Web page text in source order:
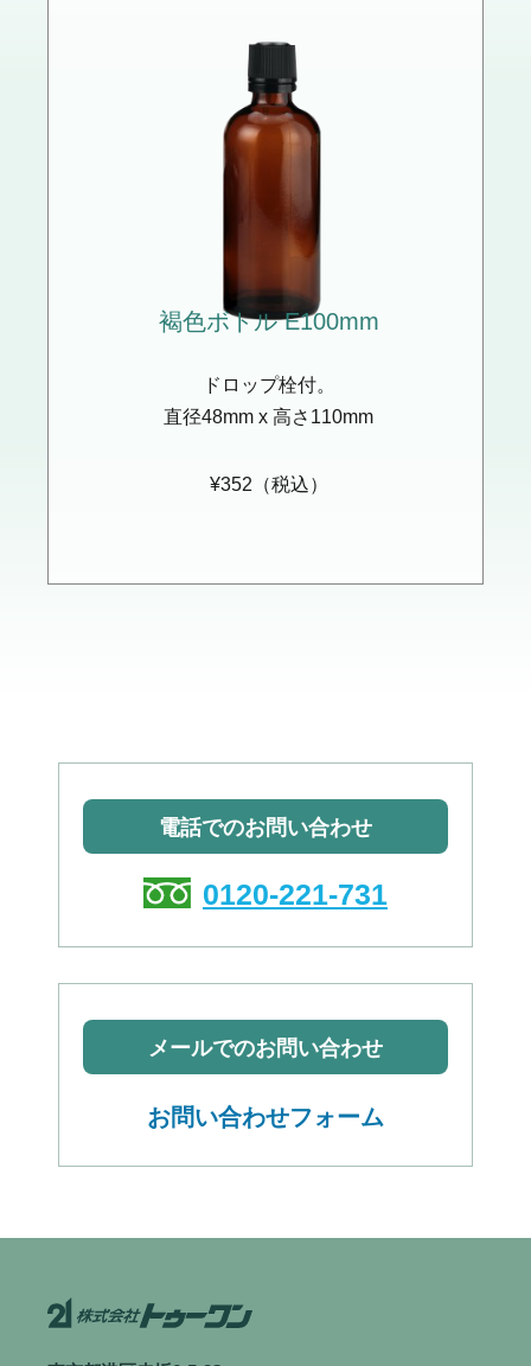
褐色ボトル E100mm
ドロップ栓付。
直径48mm x 高さ110mm
¥352（税込）
電話でのお問い合わせ
0120-221-731
メールでのお問い合わせ
お問い合わせフォーム